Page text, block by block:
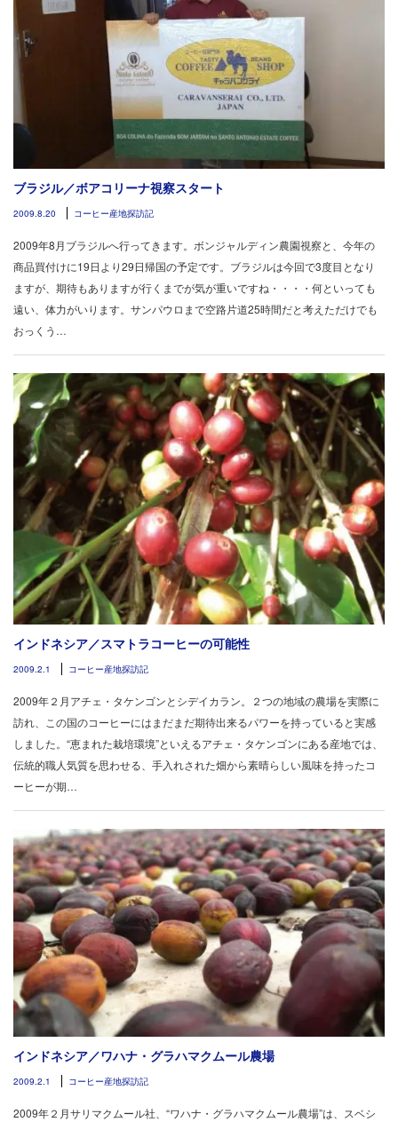
ブラジル／ボアコリーナ視察スタート
2009.8.20 コーヒー産地探訪記
2009年8月ブラジルへ行ってきます。ボンジャルディン農園視察と、今年の
商品買付けに19日より29日帰国の予定です。ブラジルは今回で3度目となり
ますが、期待もありますが行くまでが気が重いですね・・・・何といっても
遠い、体力がいります。サンパウロまで空路片道25時間だと考えただけでも
おっくう…
インドネシア／スマトラコーヒーの可能性
2009.2.1 コーヒー産地探訪記
2009年２月アチェ・タケンゴンとシデイカラン。２つの地域の農場を実際に
訪れ、この国のコーヒーにはまだまだ期待出来るパワーを持っていると実感
しました。“恵まれた栽培環境”といえるアチェ・タケンゴンにある産地では、
伝統的職人気質を思わせる、手入れされた畑から素晴らしい風味を持ったコ
ーヒーが期…
インドネシア／ワハナ・グラハマクムール農場
2009.2.1 コーヒー産地探訪記
2009年２月サリマクムール社、“ワハナ・グラハマクムール農場”は、スベシ